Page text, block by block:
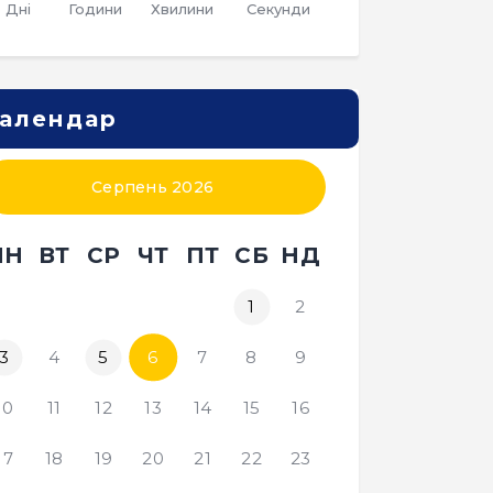
Дні Години Хвилини Секунди
Серпень 2026
ВТ СР ЧТ ПТ СБ НД
1 2
3 4 5 6 7 8 9
11 12 13 14 15 16
18 19 20 21 22 23